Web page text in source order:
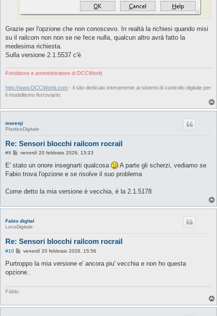
Grazie per l'opzione che non conoscevo. In realtà la richiesi quando misi
su il railcom non non se ne fece nulla, qualcun altro avrà fatto la
medesima richiesta.
Sulla versione 2.1.5537 c'è
Fondatore e amministratore di DCCWorld
http://www.DCCWorld.com - il sito dedicato interamente ai sistemi di controllo digitale per
il modellismo ferroviario.
morenji
PlasticoDigitale
Re: Sensori blocchi railcom rocrail
#9
M
s
a
i
venerdì 20 febbraio 2026, 13:23
E' stato un onore insegnarti qualcosa
A parte gli scherzi, vediamo se
Fabio trova l'opzione e se risolve il suo problema
Come detto la mia versione è vecchia, è la 2.1.5178
Fabio digital
LocoDigitale
Re: Sensori blocchi railcom rocrail
#10
M
s
s
a
venerdì 20 febbraio 2026, 15:56
Purtroppo la mia versione e' ancora piu' vecchia e non ho questa
opzione..
Fabio.